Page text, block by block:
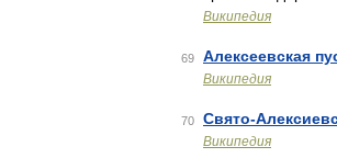
Википедия
69 Алексеевская
Википедия
70 Свято-
Википедия